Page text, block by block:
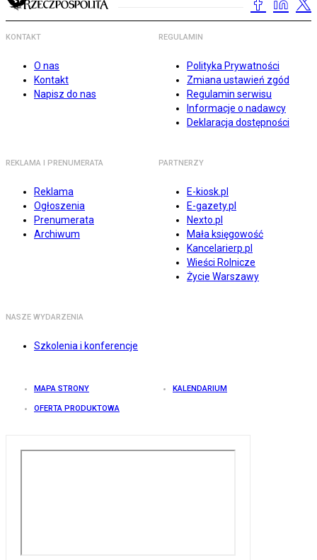
KONTAKT
O nas
Kontakt
Napisz do nas
REGULAMIN
Polityka Prywatności
Zmiana ustawień zgód
Regulamin serwisu
Informacje o nadawcy
Deklaracja dostępności
REKLAMA I PRENUMERATA
Reklama
Ogłoszenia
Prenumerata
Archiwum
PARTNERZY
E-kiosk.pl
E-gazety.pl
Nexto.pl
Mała księgowość
Kancelarierp.pl
Wieści Rolnicze
Życie Warszawy
NASZE WYDARZENIA
Szkolenia i konferencje
MAPA STRONY KALENDARIUM
OFERTA PRODUKTOWA